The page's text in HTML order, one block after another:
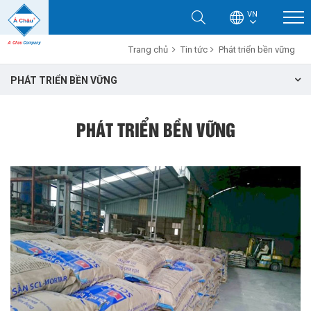
VN
Trang chủ Tin tức Phát triển bền vững
PHÁT TRIỂN BỀN VỮNG
PHÁT TRIỂN BỀN VỮNG